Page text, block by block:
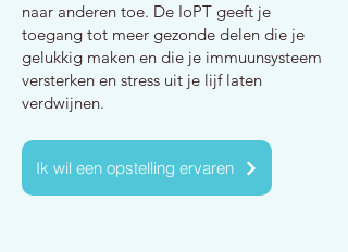
naar anderen toe. De IoPT geeft je
toegang tot meer gezonde delen die je
gelukkig maken en die je immuunsysteem
versterken en stress uit je lijf laten
verdwijnen.
Ik wil een opstelling ervaren